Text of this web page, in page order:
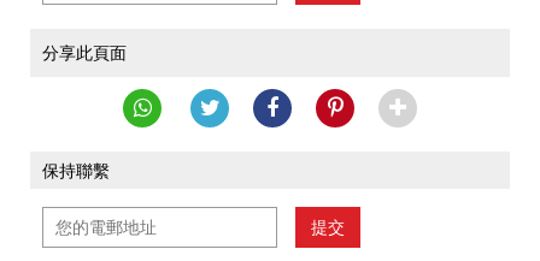
分享此頁面
保持聯繫
提交